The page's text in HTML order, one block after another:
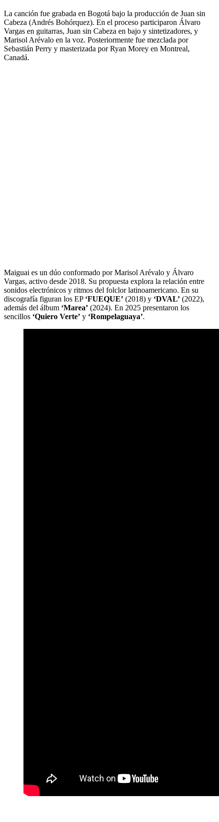
La canción fue grabada en Bogotá bajo la producción de Juan sin
Cabeza (Andrés Bohórquez). En el proceso participaron Álvaro
Vargas en guitarras, Juan sin Cabeza en bajo y sintetizadores, y
Marisol Arévalo en la voz. Posteriormente fue mezclada por
Sebastián Perry y masterizada por Ryan Morey en Montreal,
Canadá.
Maiguai es un dúo conformado por Marisol Arévalo y Álvaro
Vargas, activo desde 2018. Su propuesta explora la relación entre
sonidos electrónicos y ritmos del folclor latinoamericano. En su
discografía figuran los EP ‘FUEQUE’ (2018) y ‘DVAL’ (2022),
además del álbum ‘Marea’ (2024). En 2025 presentaron los
sencillos ‘Quiero Verte’ y ‘Rompelaguaya’.